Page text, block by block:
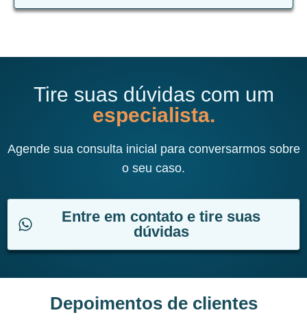
Tire suas dúvidas com um
especialista.
Agende sua consulta inicial para conversarmos sobre
o seu caso.
Entre em contato e tire suas
dúvidas
Depoimentos de clientes